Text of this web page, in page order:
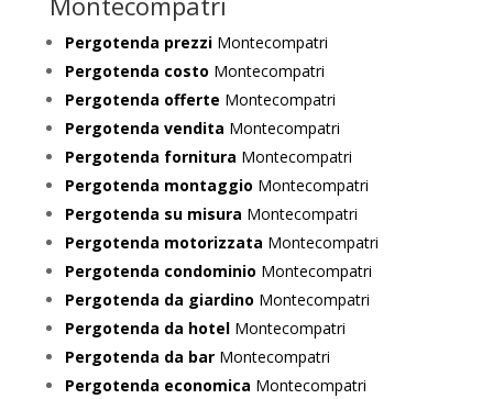
Pergotenda prezziMontecompatri
Pergotenda costo Montecompatri
Pergotenda offerte Montecompatri
Pergotenda vendita Montecompatri
Pergotenda fornitura Montecompatri
Pergotenda montaggio Montecompatri
Pergotenda su misura Montecompatri
Pergotenda motorizzata Montecompatri
Pergotenda condominio Montecompatri
Pergotenda da giardino Montecompatri
Pergotenda da hotelMontecompatri
Pergotenda da barMontecompatri
Pergotenda economica Montecompatri